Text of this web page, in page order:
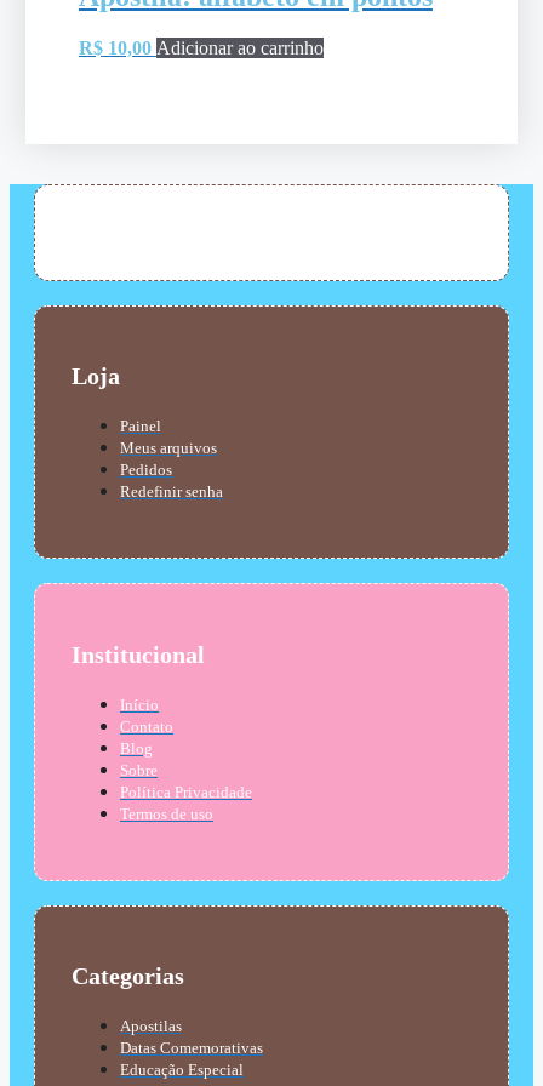
R$10,00 Adicionar ao carrinho
Loja
Painel
Meus arquivos
Pedidos
Redefinir senha
Institucional
Início
Contato
Blog
Sobre
Política Privacidade
Termos de uso
Categorias
Apostilas
Datas Comemorativas
Educação Especial